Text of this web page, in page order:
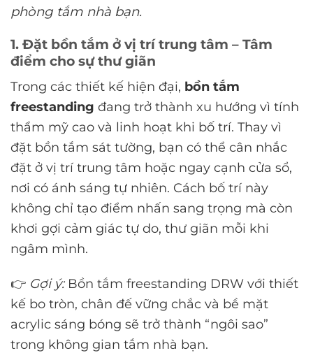
phòng tắm nhà bạn.
1. Đặt bồn tắm ở vị trí trung tâm – Tâm
điểm cho sự thư giãn
Trong các thiết kế hiện đại, bồn tắm
freestanding đang trở thành xu hướng vì tính
thẩm mỹ cao và linh hoạt khi bố trí. Thay vì
đặt bồn tắm sát tường, bạn có thể cân nhắc
đặt ở vị trí trung tâm hoặc ngay cạnh cửa sổ,
nơi có ánh sáng tự nhiên. Cách bố trí này
không chỉ tạo điểm nhấn sang trọng mà còn
khơi gợi cảm giác tự do, thư giãn mỗi khi
ngâm mình.
👉 Gợi ý:Bồn tắm freestanding DRW với thiết
kế bo tròn, chân đế vững chắc và bề mặt
acrylic sáng bóng sẽ trở thành “ngôi sao”
trong không gian tắm nhà bạn.